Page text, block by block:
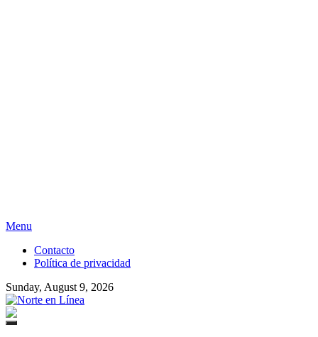
Skip
content
Menu
Contacto
Política de privacidad
Sunday, August 9, 2026
Norte en Línea
Primary